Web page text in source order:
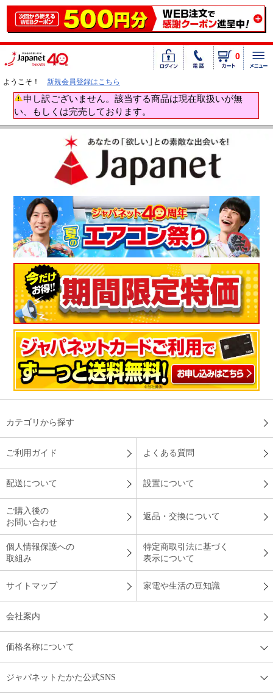
0
ようこそ！ 新規会員登録はこちら
申し訳ございません。該当する商品は現在取扱いが無
い、もしくは完売しております。
カテゴリから探す
ご利用ガイド よくある質問
配送について 設置について
ご購入後の
お問い合わせ
返品・交換について
個人情報保護への
取組み
特定商取引法に基づく
表示について
サイトマップ 家電や生活の豆知識
会社案内
価格名称について
ジャパネットたかた公式SNS